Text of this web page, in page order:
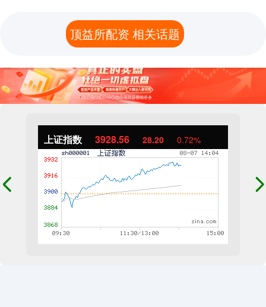
上证指数 3928.56 28.20 0.72%
顶益所配资 相关话题